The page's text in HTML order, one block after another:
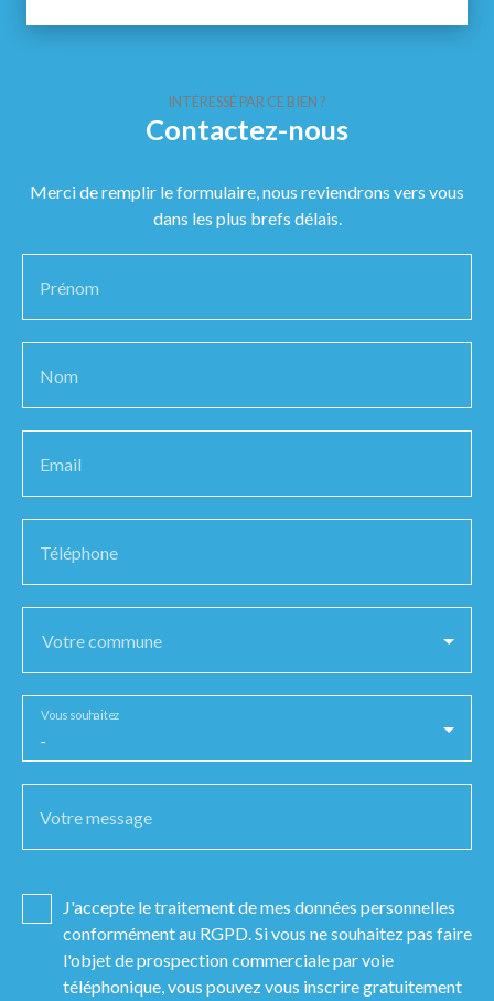
INTÉRESSÉ PAR CE BIEN ?
Contactez-nous
Merci de remplir le formulaire, nous reviendrons vers vous
dans les plus brefs délais.
Prénom
Nom
Email
Téléphone
Votre commune
-
Vous souhaitez
Votre message
J'accepte le traitement de mes données personnelles
conformément au RGPD. Si vous ne souhaitez pas faire
l'objet de prospection commerciale par voie
téléphonique, vous pouvez vous inscrire gratuitement